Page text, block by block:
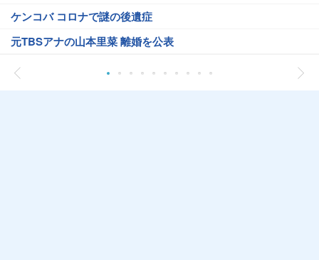
ケンコバ コロナで謎の後遺症
元TBSアナの山本里菜 離婚を公表